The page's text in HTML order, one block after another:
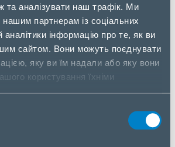
та аналізувати наш трафік. Ми
партнерам із соціальних
інформацію про те, як ви
сайтом. Вони можуть поєднувати
яку ви їм надали або яку вони
користування їхніми
сховища більше жодних
того, що зберегти або
ти можеш зберігати все це.
прискорює все, від
пошти до ігор. Ласкаво